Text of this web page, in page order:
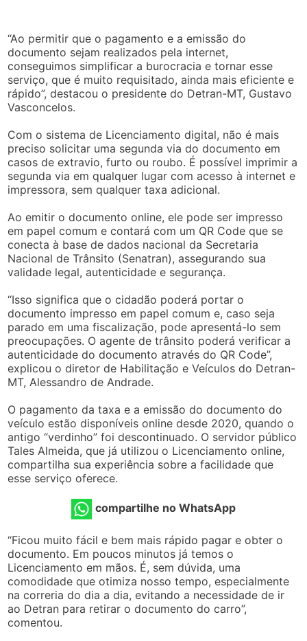
“Ao permitir que o pagamento e a emissão do
documento sejam realizados pela internet,
conseguimos simplificar a burocracia e tornar esse
serviço, que é muito requisitado, ainda mais eficiente e
rápido”, destacou o presidente do Detran-MT, Gustavo
Vasconcelos.
Com o sistema de Licenciamento digital, não é mais
preciso solicitar uma segunda via do documento em
casos de extravio, furto ou roubo. É possível imprimir a
segunda via em qualquer lugar com acesso à internet e
impressora, sem qualquer taxa adicional.
Ao emitir o documento online, ele pode ser impresso
em papel comum e contará com um QR Code que se
conecta à base de dados nacional da Secretaria
Nacional de Trânsito (Senatran), assegurando sua
validade legal, autenticidade e segurança.
“Isso significa que o cidadão poderá portar o
documento impresso em papel comum e, caso seja
parado em uma fiscalização, pode apresentá-lo sem
preocupações. O agente de trânsito poderá verificar a
autenticidade do documento através do QR Code”,
explicou o diretor de Habilitação e Veículos do Detran-
MT, Alessandro de Andrade.
O pagamento da taxa e a emissão do documento do
veículo estão disponíveis online desde 2020, quando o
antigo “verdinho” foi descontinuado. O servidor público
Tales Almeida, que já utilizou o Licenciamento online,
compartilha sua experiência sobre a facilidade que
esse serviço oferece.
compartilhe no WhatsApp
“Ficou muito fácil e bem mais rápido pagar e obter o
documento. Em poucos minutos já temos o
Licenciamento em mãos. É, sem dúvida, uma
comodidade que otimiza nosso tempo, especialmente
na correria do dia a dia, evitando a necessidade de ir
ao Detran para retirar o documento do carro”,
comentou.